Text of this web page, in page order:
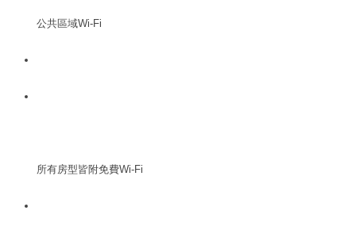
公共區域Wi-Fi
所有房型皆附免費Wi-Fi